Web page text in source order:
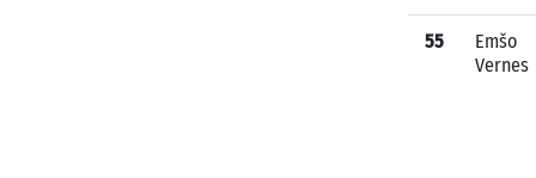
55
Emšo
Vernes